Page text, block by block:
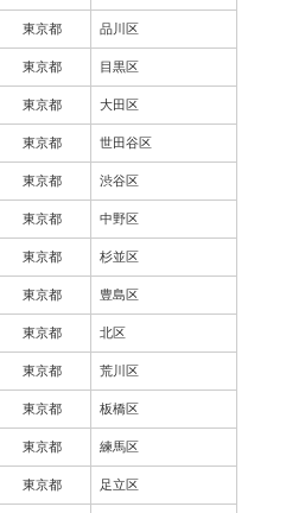
東京都 品川区
東京都 目黒区
東京都 大田区
東京都 世田谷区
東京都 渋谷区
東京都 中野区
東京都 杉並区
東京都 豊島区
東京都 北区
東京都 荒川区
東京都 板橋区
東京都 練馬区
東京都 足立区